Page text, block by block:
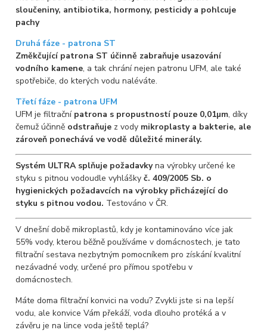
sloučeniny, antibiotika, hormony, pesticidy a pohlcuje
pachy
Druhá fáze - patrona ST
Změkčující patrona ST účinně zabraňuje usazování
vodního kamene, a tak chrání nejen patronu UFM, ale také
spotřebiče, do kterých vodu naléváte.
Třetí fáze - patrona UFM
UFM je filtračnípatrona s propustností pouze 0,01µm, díky
čemuž účinně odstraňuje z vody mikroplasty a bakterie, ale
zároveň ponechává ve vodě důležité minerály.
Systém ULTRA splňuje požadavkyna výrobky určené ke
styku s pitnou vodoudle vyhlášky č. 409/2005 Sb. o
hygienických požadavcích na výrobky přicházející do
styku s pitnou vodou. Testováno v ČR.
V dnešní době mikroplastů, kdy je kontaminováno více jak
55% vody, kterou běžně používáme v domácnostech, je tato
filtrační sestava nezbytným pomocníkem pro získání kvalitní
nezávadné vody, určené pro přímou spotřebu v
domácnostech.
Máte doma filtrační konvici na vodu? Zvykli jste si na lepší
vodu, ale konvice Vám překáží, voda dlouho protéká a v
závěru je na lince voda ještě teplá?